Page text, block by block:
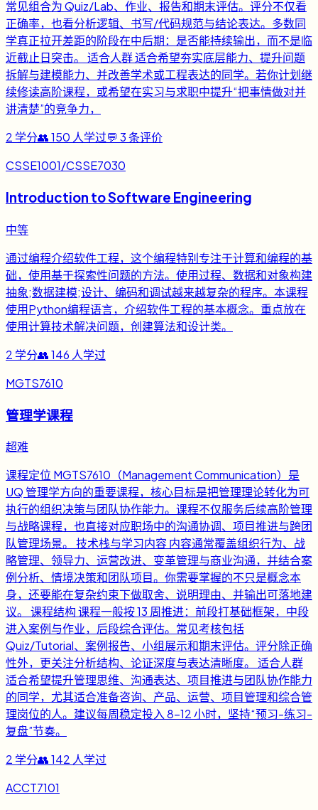
常见组合为 Quiz/Lab、作业、报告和期末评估。评分不仅看
正确率，也看分析逻辑、书写/代码规范与结论表达。多数同
学真正拉开差距的阶段在中后期：是否能持续输出，而不是临
近截止日突击。 适合人群 适合希望夯实底层能力、提升问题
拆解与建模能力、并改善学术或工程表达的同学。若你计划继
续修读高阶课程，或希望在实习与求职中提升“把事情做对并
讲清楚”的竞争力，
2 学分👥150 人学过💬 3条评价
CSSE1001/CSSE7030
Introduction to Software Engineering
中等
通过编程介绍软件工程，这个编程特别专注于计算和编程的基
础，使用基于探索性问题的方法。使用过程、数据和对象构建
抽象;数据建模;设计、编码和调试越来越复杂的程序。本课程
使用Python编程语言，介绍软件工程的基本概念。重点放在
使用计算技术解决问题，创建算法和设计类。
2 学分👥146 人学过
MGTS7610
管理学课程
超难
课程定位 MGTS7610（Management Communication）是
UQ 管理学方向的重要课程，核心目标是把管理理论转化为可
执行的组织决策与团队协作能力。课程不仅服务后续高阶管理
与战略课程，也直接对应职场中的沟通协调、项目推进与跨团
队管理场景。 技术栈与学习内容 内容通常覆盖组织行为、战
略管理、领导力、运营改进、变革管理与商业沟通，并结合案
例分析、情境决策和团队项目。你需要掌握的不只是概念本
身，还要能在复杂约束下做取舍、说明理由、并输出可落地建
议。 课程结构 课程一般按 13 周推进：前段打基础框架，中段
进入案例与作业，后段综合评估。常见考核包括
Quiz/Tutorial、案例报告、小组展示和期末评估。评分除正确
性外，更关注分析结构、论证深度与表达清晰度。 适合人群
适合希望提升管理思维、沟通表达、项目推进与团队协作能力
的同学，尤其适合准备咨询、产品、运营、项目管理和综合管
理岗位的人。建议每周稳定投入 8-12 小时，坚持“预习-练习-
复盘”节奏。
2 学分👥142 人学过
ACCT7101